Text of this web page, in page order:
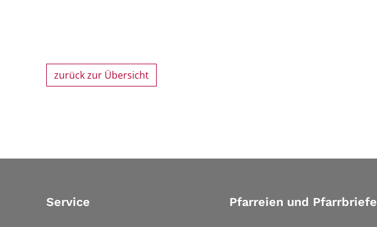
zurück zur Übersicht
Service Pfarreien und Pfarrbriefe